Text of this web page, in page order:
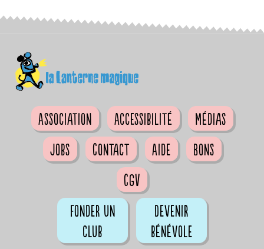
Association Accessibilité
Médias
Jobs
Contact Aide
Bons
CGV
Fonder un
club
Devenir
bénévole